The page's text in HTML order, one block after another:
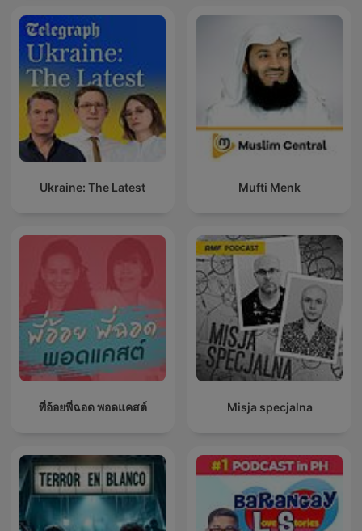
Ukraine: The Latest Mufti Menk
พี่อ้อยพี่ฉอด พอดแคสต์ Misja specjalna